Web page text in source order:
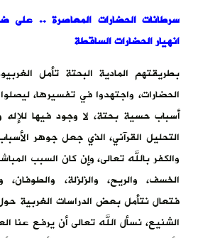
سرطانات الحضارات المعاصرة .. على
انهيار الحضارات الساقطة
بطريقتهم المادية البحتة تأمل
الحضارات، واجتهدوا في تفسيرها،
أسباب حسية بحتة، لا وجود فيها للإله
التحليل القرآني، الذي جعل جوهر
والكفر بالله تعالى، وإن كان السبب
الخسف، والريح، والزلزلة،
فتعال نتأمل بعض الدراسات الغربية
الشنيع، نسأل الله تعالى أن يرفع عنا